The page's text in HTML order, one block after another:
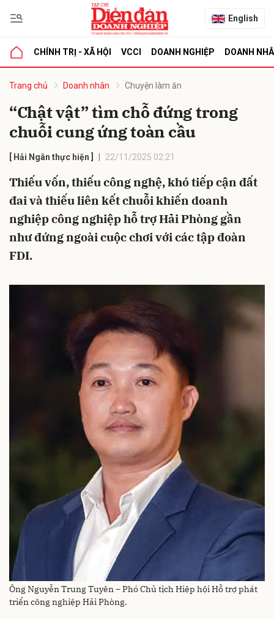
English
CHÍNH TRỊ - XÃ HỘI VCCI DOANH NGHIỆP DOANH
Trang chủ Doanh nhân Chuyện làm ăn
“Chật vật” tìm chỗ đứng trong
chuỗi cung ứng toàn cầu
[ Hải Ngân thực hiện ] 22/11/2025 02:21
Thiếu vốn, thiếu công nghệ, khó tiếp cận đất
đai và thiếu liên kết chuỗi khiến doanh
nghiệp công nghiệp hỗ trợ Hải Phòng gần
như đứng ngoài cuộc chơi với các tập đoàn
FDI.
Ông Nguyễn Trung Tuyên – Phó Chủ tịch Hiệp hội Hỗ trợ phát
triển công nghiệp Hải Phòng.
luận
Hủy